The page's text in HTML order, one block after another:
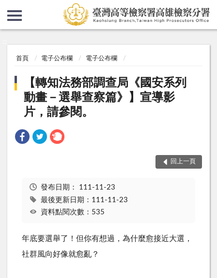
首頁 電子公布欄 電子公布欄
【轉知法務部調查局《國安系列
動畫－選舉查察篇》】宣導影
片，請參閱。
回上一頁
發布日期： 111-11-23
最後更新日期：111-11-23
資料點閱次數：535
年底要選舉了！但你有想過，為什麼愈接近大選，
社群風向好像就愈亂？